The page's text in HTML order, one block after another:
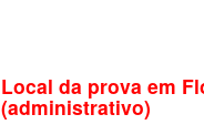
Local da prova em
(administrativo)